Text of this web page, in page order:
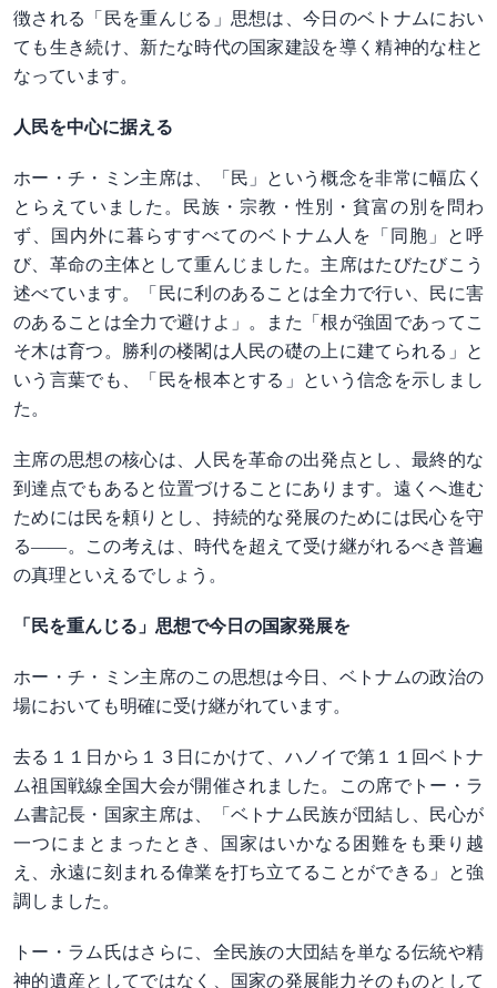
徴される「民を重んじる」思想は、今日のベトナムにおい
ても生き続け、新たな時代の国家建設を導く精神的な柱と
なっています。
人民を中心に据える
ホー・チ・ミン主席は、「民」という概念を非常に幅広く
とらえていました。民族・宗教・性別・貧富の別を問わ
ず、国内外に暮らすすべてのベトナム人を「同胞」と呼
び、革命の主体として重んじました。主席はたびたびこう
述べています。「民に利のあることは全力で行い、民に害
のあることは全力で避けよ」。また「根が強固であってこ
そ木は育つ。勝利の楼閣は人民の礎の上に建てられる」と
いう言葉でも、「民を根本とする」という信念を示しまし
た。
主席の思想の核心は、人民を革命の出発点とし、最終的な
到達点でもあると位置づけることにあります。遠くへ進む
ためには民を頼りとし、持続的な発展のためには民心を守
る――。この考えは、時代を超えて受け継がれるべき普遍
の真理といえるでしょう。
「民を重んじる」思想で今日の国家発展を
ホー・チ・ミン主席のこの思想は今日、ベトナムの政治の
場においても明確に受け継がれています。
去る１１日から１３日にかけて、ハノイで第１１回ベトナ
ム祖国戦線全国大会が開催されました。この席でトー・ラ
ム書記長・国家主席は、「ベトナム民族が団結し、民心が
一つにまとまったとき、国家はいかなる困難をも乗り越
え、永遠に刻まれる偉業を打ち立てることができる」と強
調しました。
トー・ラム氏はさらに、全民族の大団結を単なる伝統や精
神的遺産としてではなく、国家の発展能力そのものとして